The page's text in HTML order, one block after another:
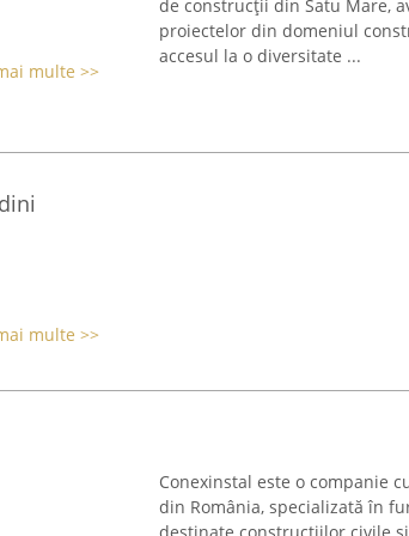
multe >>
de construcții din Satu Mare,
proiectelor din domeniul
accesul la o diversitate ...
multe >>
Conexinstal este o companie
din România, specializată în